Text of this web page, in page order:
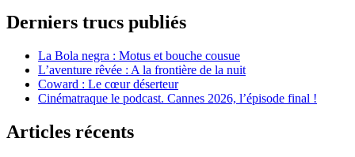
Derniers trucs publiés
La Bola negra : Motus et bouche cousue
L’aventure rêvée : A la frontière de la nuit
Coward : Le cœur déserteur
Cinématraque le podcast. Cannes 2026, l’épisode final !
Articles récents